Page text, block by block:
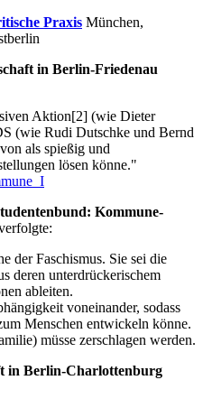
Praxis München,
in Berlin-Friedenau
Aktion[2] (wie Dieter
(wie Rudi Dutschke und Bernd
als spießig und
lösen könne."
Kommune-
der Faschismus. Sie sei die
deren unterdrückerischem
ableiten.
voneinander, sodass
Menschen entwickeln könne.
müsse zerschlagen werden.
in Berlin-Charlottenburg